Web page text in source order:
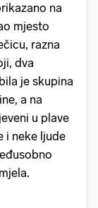
na
mjesto
razna
dva
je skupina
a na
u plave
i neke ljude